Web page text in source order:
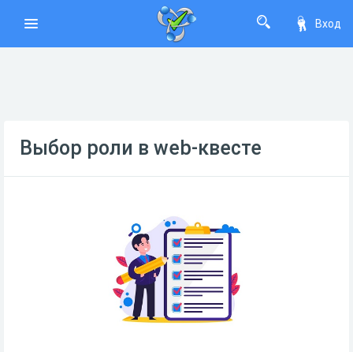
Вход
Выбор роли в web-квесте